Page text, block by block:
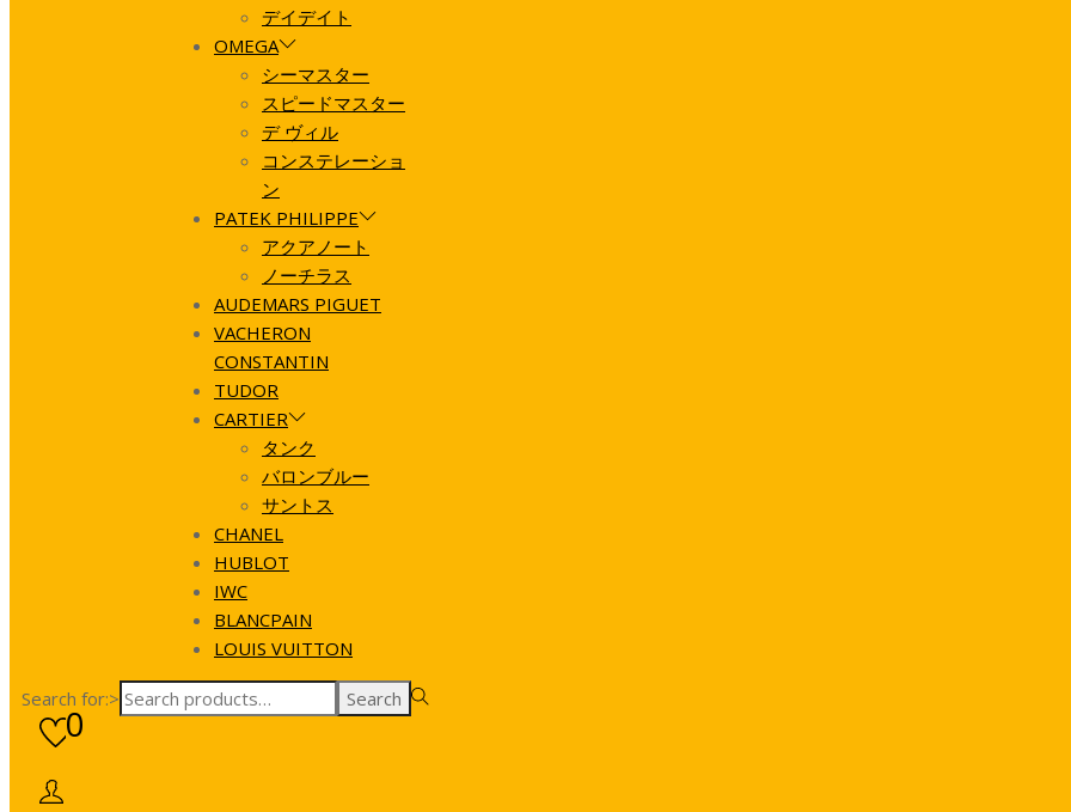
デイデイト
OMEGA
シーマスター
スピードマスター
デ ヴィル
コンステレーショ
ン
PATEK PHILIPPE
アクアノート
ノーチラス
AUDEMARS PIGUET
VACHERON
CONSTANTIN
TUDOR
CARTIER
タンク
バロンブルー
サントス
CHANEL
HUBLOT
IWC
BLANCPAIN
LOUIS VUITTON
Search for:> Search
0